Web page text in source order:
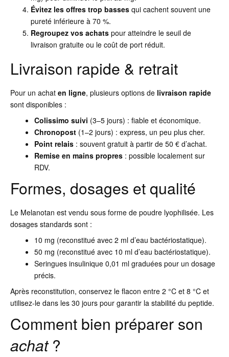
Évitez les offres trop basses qui cachent souvent une
pureté inférieure à 70 %.
Regroupez vos achats pour atteindre le seuil de
livraison gratuite ou le coût de port réduit.
Livraison rapide & retrait
Pour un achat en ligne, plusieurs options de livraison rapide
sont disponibles :
Colissimo suivi (3–5 jours) : fiable et économique.
Chronopost(1–2 jours) : express, un peu plus cher.
Point relais: souvent gratuit à partir de 50 € d’achat.
Remise en mains propres: possible localement sur
RDV.
Formes, dosages et qualité
Le Melanotan est vendu sous forme de poudre lyophilisée. Les
dosages standards sont :
10 mg (reconstitué avec 2 ml d’eau bactériostatique).
50 mg (reconstitué avec 10 ml d’eau bactériostatique).
Seringues insulinique 0,01 ml graduées pour un dosage
précis.
Après reconstitution, conservez le flacon entre 2 °C et 8 °C et
utilisez-le dans les 30 jours pour garantir la stabilité du peptide.
Comment bien préparer son
achat?